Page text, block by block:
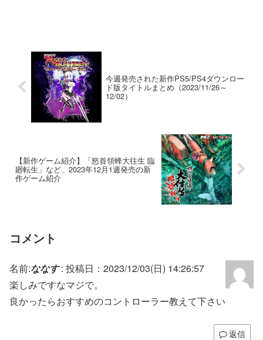
今週発売された新作PS5/PS4ダウンロー
ド版タイトルまとめ（2023/11/26～
12/02）
【新作ゲーム紹介】「怒首領蜂大往生 臨
廻転生」など、2023年12月1週発売の新
作ゲーム紹介
コメント
名前:ななす: 投稿日：2023/12/03(日) 14:26:57
楽しみですなマジで。
良かったらおすすめのコントローラー教えて下さい
返信